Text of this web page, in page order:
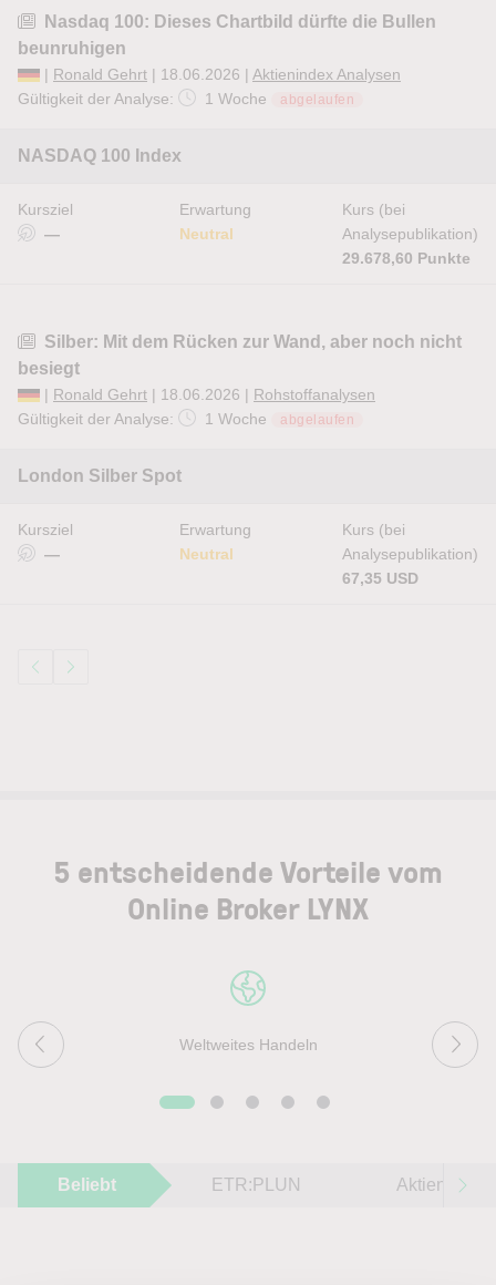
Nasdaq 100: Dieses Chartbild dürfte die Bullen
beunruhigen
| Ronald Gehrt | 18.06.2026 | Aktienindex Analysen
Gültigkeit der Analyse:
1 Woche abgelaufen
NASDAQ 100 Index
Kursziel
—
Erwartung
Neutral
Kurs (bei
Analysepublikation)
29.678,60 Punkte
Silber: Mit dem Rücken zur Wand, aber noch nicht
besiegt
| Ronald Gehrt | 18.06.2026 | Rohstoffanalysen
Gültigkeit der Analyse:
1 Woche abgelaufen
London Silber Spot
Kursziel
—
Erwartung
Neutral
Kurs (bei
Analysepublikation)
67,35 USD
5 entscheidende Vorteile vom
Online Broker LYNX
Weltweites Handeln
Beliebt ETR:PLUN Aktien im